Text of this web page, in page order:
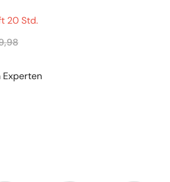
20Std.
Experten